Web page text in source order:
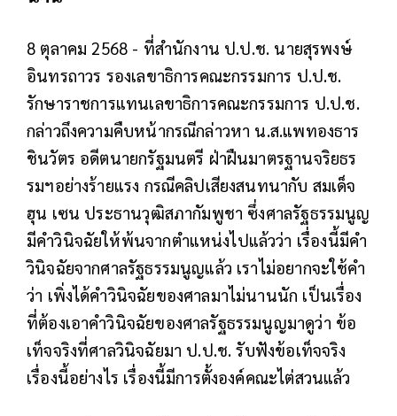
8 ตุลาคม 2568 - ที่สำนักงาน ป.ป.ช. นายสุรพงษ์
อินทรถาวร รองเลขาธิการคณะกรรมการ ป.ป.ช.
รักษาราชการแทนเลขาธิการคณะกรรมการ ป.ป.ช.
กล่าวถึงความคืบหน้ากรณีกล่าวหา น.ส.แพทองธาร
ชินวัตร อดีตนายกรัฐมนตรี ฝ่าฝืนมาตรฐานจริยธร
รมฯอย่างร้ายแรง กรณีคลิปเสียงสนทนากับ สมเด็จ
ฮุน เซน ประธานวุฒิสภากัมพูชา ซึ่งศาลรัฐธรรมนูญ
มีคำวินิจฉัยให้พ้นจากตำแหน่งไปแล้วว่า เรื่องนี้มีคำ
วินิจฉัยจากศาลรัฐธรรมนูญแล้ว เราไม่อยากจะใช้คำ
ว่า เพิ่งได้คำวินิจฉัยของศาลมาไม่นานนัก เป็นเรื่อง
ที่ต้องเอาคำวินิจฉัยของศาลรัฐธรรมนูญมาดูว่า ข้อ
เท็จจริงที่ศาลวินิจฉัยมา ป.ป.ช. รับฟังข้อเท็จจริง
เรื่องนี้อย่างไร เรื่องนี้มีการตั้งองค์คณะไต่สวนแล้ว